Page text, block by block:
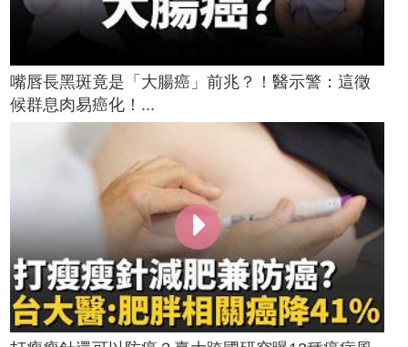
嘴唇長黑斑竟是「大腸癌」前兆？！醫示警：這徵
候群息肉易癌化！...